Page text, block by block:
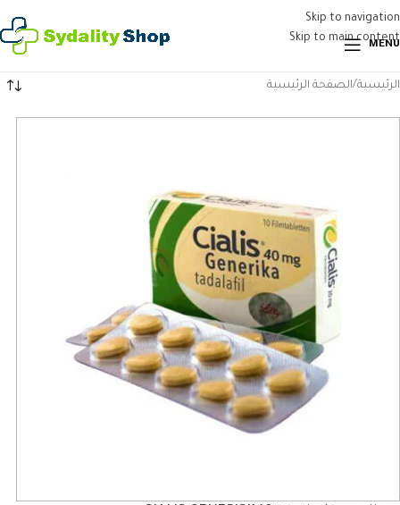
Skip to navigation
Skip to main content
MENU
الرئيسية الصفحة الرئيسية